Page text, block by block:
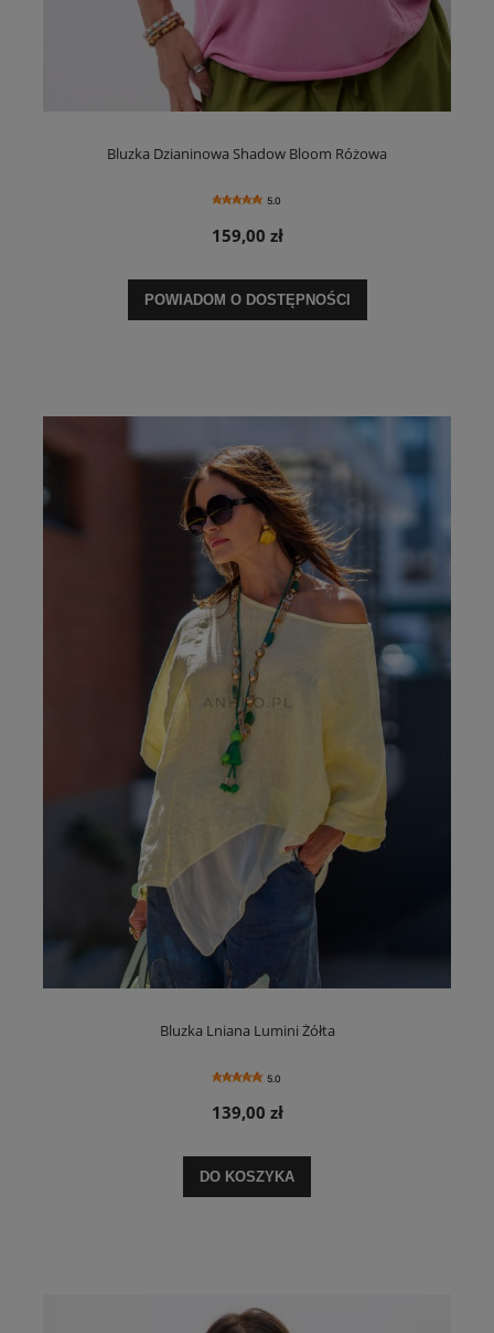
Bluzka Dzianinowa Shadow Bloom Różowa
5.0
159,00 zł
POWIADOM O DOSTĘPNOŚCI
Bluzka Lniana Lumini Żółta
5.0
139,00 zł
DO KOSZYKA